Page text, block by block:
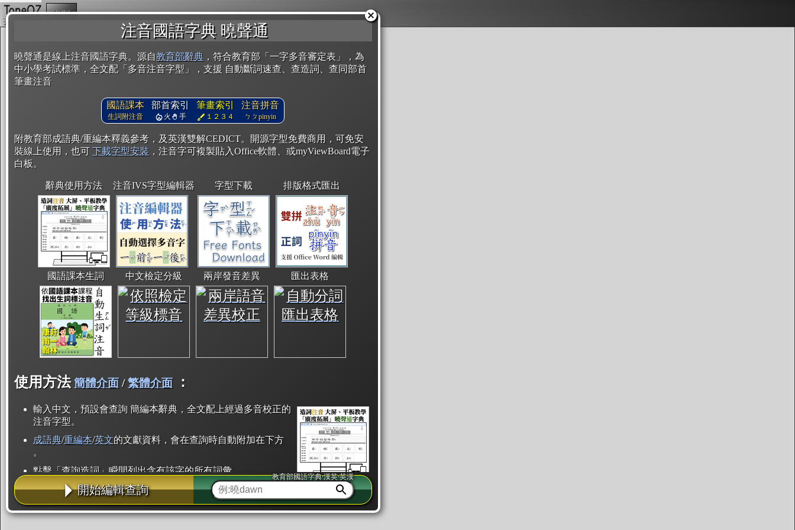
注音國語字典 曉聲通
曉聲通是線上注音國語字典。源自教育部辭典 ，符合教育部「一字多音審定表」，為
中小學考試標準，全文配「多音注音字型」，支援 自動斷詞速查、查造詞、查同部首
筆畫注音
國語課本
生詞附注音
部首索引
火 手
筆畫索引
１２３４
注音拼音
ㄅㄆpinyin
附教育部成語典/重編本釋義參考，及英漢雙解CEDICT。開源字型免費商用，可免安
裝線上使用，也可 下載字型安裝 ，注音字可複製貼入Office軟體、或myViewBoard電子
白板。
辭典使用方法 注音IVS字型編輯器 字型下載 排版格式匯出
國語課本生詞 中文檢定分級 兩岸發音差異 匯出表格
使用方法 簡體介面/繁體介面 ：
輸入中文，預設會查詢 簡編本辭典，全文配上經過多音校正的
注音字型。
成語典/重編本/英文的文獻資料，會在查詢時自動附加在下方
。
點擊「查詢造詞」瞬間列出含有該字的所有詞彙。
點「部首」瞬間列出所有「同部首字」。也支援查詢「同注音」或「同筆畫」。
辭典解釋的全文都經過自動斷詞，點擊便可瞬間「連續查詢」此字詞的解釋，不
用手動重複輸入。
開始編輯查詢
教育部國語字典·漢英·英漢
複製